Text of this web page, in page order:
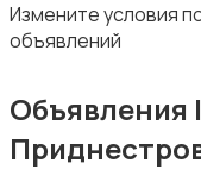
Измените условия
объявлений
Объявления